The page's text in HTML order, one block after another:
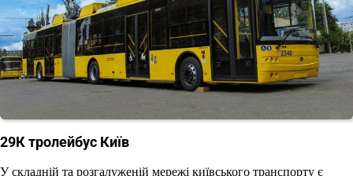
29К тролейбус Київ
У складній та розгалуженій мережі київського транспорту є